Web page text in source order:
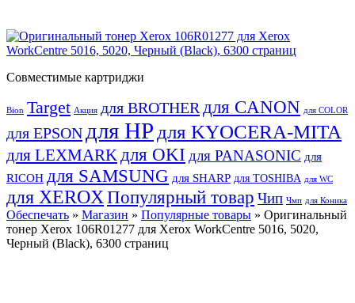
Совместимые картриджи
Bion Target Акция для BROTHER для CANON для COLOR
для EPSON для HP для KYOCERA-MITA
для LEXMARK для OKI для PANASONIC для
RICOH для SAMSUNG для SHARP для TOSHIBA для WC
для XEROX Популярный товар Чип Чмп для Коника
Обеспечать » Магазин » Популярные товары » Оригинальный
тонер Xerox 106R01277 для Xerox WorkCentre 5016, 5020,
Черный (Black), 6300 страниц